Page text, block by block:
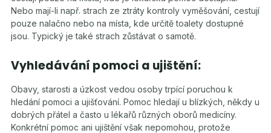
Nebo mají-li např. strach ze ztráty kontroly vyměšování, cestují
pouze nalačno nebo na místa, kde určitě toalety dostupné
jsou. Typický je také strach zůstávat o samotě.
Vyhledávání pomoci a ujištění:
Obavy, starosti a úzkost vedou osoby trpící poruchou k
hledání pomoci a ujišťování. Pomoc hledají u blízkých, někdy u
dobrých přátel a často u lékařů různých oborů medicíny.
Konkrétní pomoc ani ujištění však nepomohou, protože